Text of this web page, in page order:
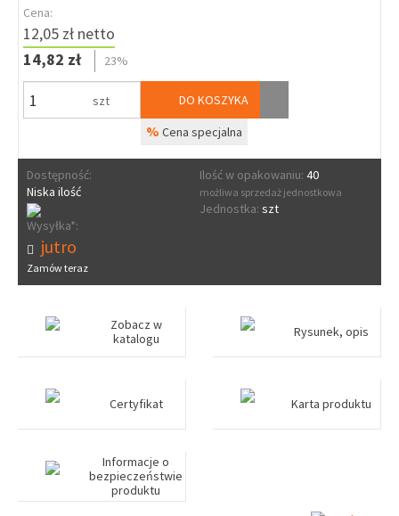
Cena:
12,05 zł netto
14,82 zł
23%
szt DO KOSZYKA
% Cena specjalna
Dostępność:
Niska ilość
Ilość w opakowaniu: 40
możliwa sprzedaż jednostkowa
Jednostka: szt
Wysyłka*:
jutro
Zamów teraz
Zobacz w
katalogu
Rysunek, opis
Certyfikat Karta produktu
Informacje o
bezpieczeństwie
produktu